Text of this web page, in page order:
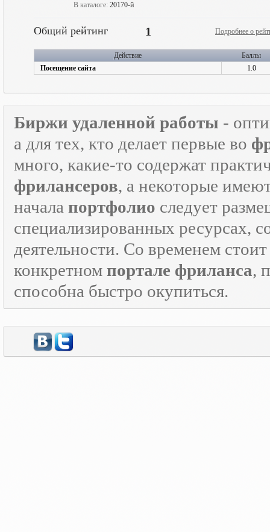
В каталоге: 20170-й
Общий рейтинг 1 Подробнее о
Действие
Баллы
Посещение сайта
1.0
Биржи удаленной работы -
а для тех, кто делает первые во
много, какие-то содержат
фрилансеров, а некоторые
начала портфолио следует
специализированных ресурсах,
деятельности. Со временем
конкретном портале фриланса,
способна быстро окупиться.